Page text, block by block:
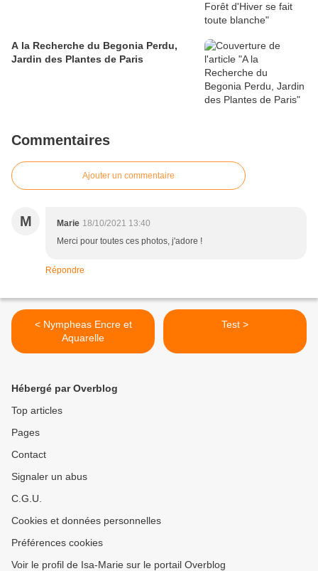
A la Recherche du Begonia Perdu,
Jardin des Plantes de Paris
Commentaires
Ajouter un commentaire
M Marie 18/10/2021 13:40
Merci pour toutes ces photos, j'adore !
Répondre
< Nympheas Encre et
Aquarelle
Test >
Hébergé par Overblog
Top articles
Pages
Contact
Signaler un abus
C.G.U.
Cookies et données personnelles
Préférences cookies
Voir le profil de Isa-Marie sur le portail Overblog